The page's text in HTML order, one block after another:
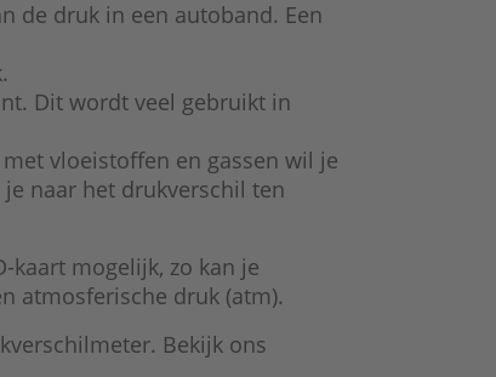
de druk in een autoband. Een
Dit wordt veel gebruikt in
vloeistoffen en gassen wil je
naar het drukverschil ten
kaart mogelijk, zo kan je
atmosferische druk (atm).
Bekijk ons